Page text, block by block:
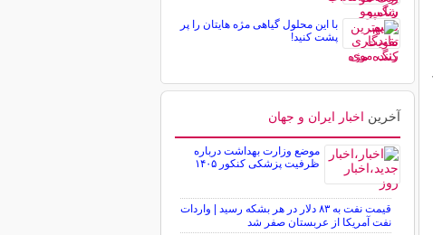
با این محلول گیاهی مژه هایتان را پر
پشت کنید!
آخرین اخبار ایران و جهان
موضع وزارت بهداشت درباره
ظرفیت پزشکی کنکور ۱۴۰۵
قیمت نفت به ۸۳ دلار در هر بشکه رسید | واردات
نفت آمریکا از عربستان صفر شد